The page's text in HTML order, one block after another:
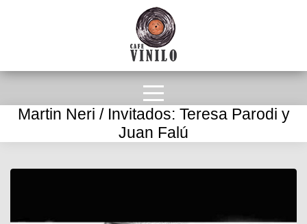
Martin Neri / Invitados: Teresa Parodi y
Juan Falú